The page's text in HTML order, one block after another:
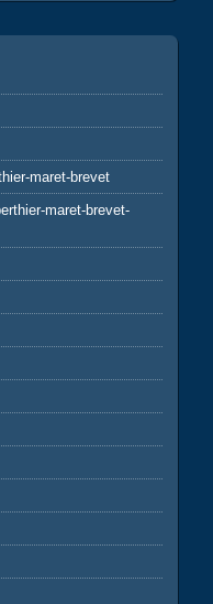
maret-brevet
maret-brevet-